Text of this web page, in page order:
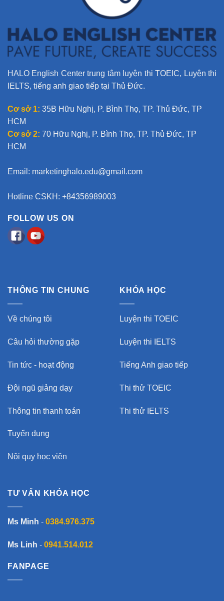
HALO English Center trung tâm luyện thi TOEIC, Luyện thi
IELTS, tiếng anh giao tiếp tại Thủ Đức.
Cơ sở 1: 35B Hữu Nghị, P. Bình Thọ, TP. Thủ Đức, TP
HCM
Cơ sở 2: 70 Hữu Nghị, P. Bình Thọ, TP. Thủ Đức, TP
HCM
Email: marketinghalo.edu@gmail.com
Hotline CSKH: +84356989003
FOLLOW US ON
THÔNG TIN CHUNG
Về chúng tôi
Câu hỏi thường gặp
Tin tức - hoạt động
Đội ngũ giảng dạy
Thông tin thanh toán
Tuyển dụng
Nội quy học viên
KHÓA HỌC
Luyện thi TOEIC
Luyện thi IELTS
Tiếng Anh giao tiếp
Thi thử TOEIC
Thi thử IELTS
TƯ VẤN KHÓA HỌC
Ms Minh - 0384.976.375
Ms Linh - 0941.514.012
FANPAGE